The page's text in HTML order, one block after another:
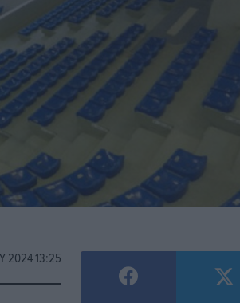
2024 13:25